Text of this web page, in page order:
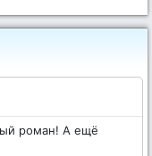
роман! А ещё